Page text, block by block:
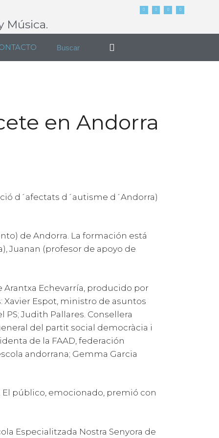
Música.
en Andorra
d´afectats d´autisme d´Andorra)
de Andorra. La formación está
Juanan (profesor de apoyo de
Echevarría, producido por
Espot, ministro de asuntos
Judith Pallares. Consellera
del partit social democràcia i
de la FAAD, federación
andorrana; Gemma Garcia
público, emocionado, premió con
Especialitzada Nostra Senyora de